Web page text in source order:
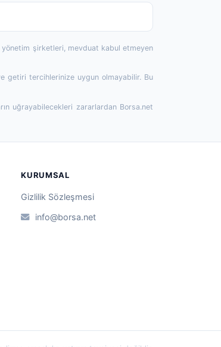
yönetim şirketleri, mevduat kabul etmeyen
getiri tercihlerinize uygun olmayabilir. Bu
uğrayabilecekleri zararlardan Borsa.net
KURUMSAL
Gizlilik Sözleşmesi
info@borsa.net